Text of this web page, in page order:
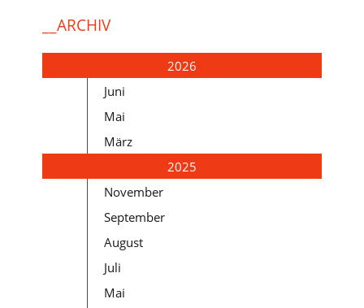
__ARCHIV
2026
Juni
Mai
März
2025
November
September
August
Juli
Mai